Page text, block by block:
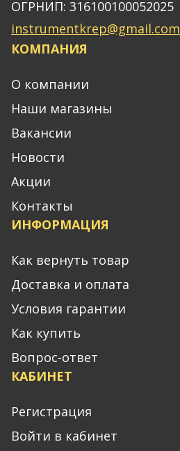
ОГРНИП: 316100100052025
instrumentkrep@gmail.com
КОМПАНИЯ
О компании
Наши магазины
Вакансии
Новости
Акции
Контакты
ИНФОРМАЦИЯ
Как вернуть товар
Доставка и оплата
Условия гарантии
Как купить
Вопрос-ответ
КАБИНЕТ
Регистрация
Войти в кабинет